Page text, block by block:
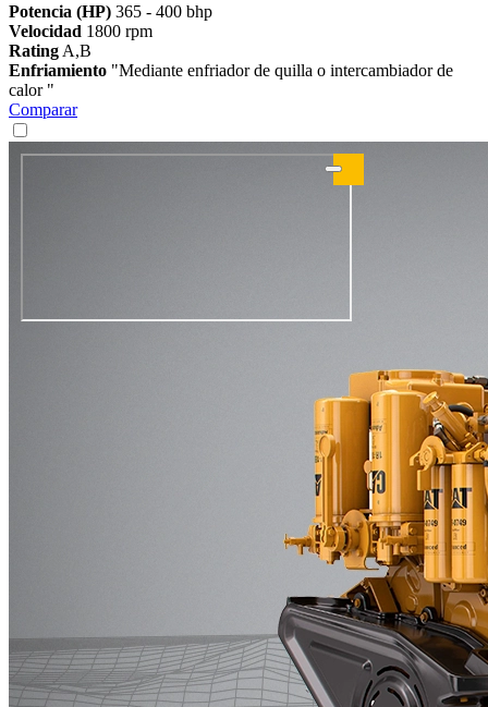
Potencia (HP) 365 - 400 bhp
Velocidad 1800 rpm
Rating A,B
Enfriamiento "Mediante enfriador de quilla o intercambiador de
calor "
Comparar